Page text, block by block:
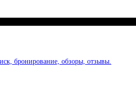
бронирование, обзоры, отзывы.